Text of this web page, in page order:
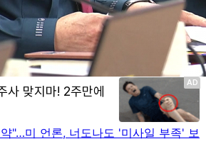
"…미 언론, 너도나도 '미사일 부족' 보